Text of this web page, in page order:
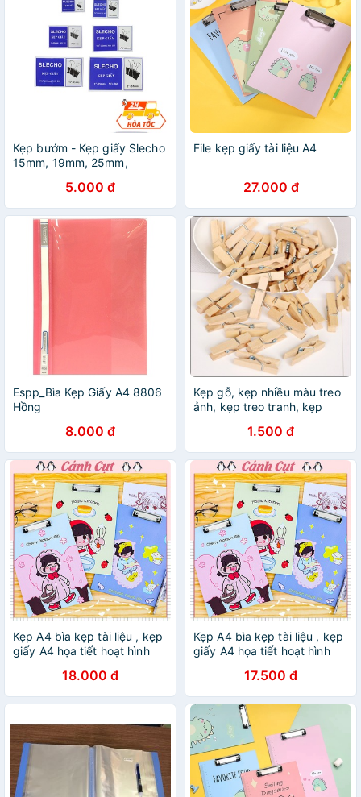
Kẹp bướm - Kẹp giấy Slecho
15mm, 19mm, 25mm,
5.000 đ
File kẹp giấy tài liệu A4
27.000 đ
Espp_Bìa Kẹp Giấy A4 8806
Hồng
8.000 đ
Kẹp gỗ, kẹp nhiều màu treo
ảnh, kẹp treo tranh, kẹp
3,5cm - Gia dụng
Homewares
1.500 đ
Kẹp A4 bìa kẹp tài liệu , kẹp
giấy A4 họa tiết hoạt hình
đựng hồ sơ lớn VPP46
18.000 đ
Kẹp A4 bìa kẹp tài liệu , kẹp
giấy A4 họa tiết hoạt hình
đựng hồ sơ lớn VPP46
17.500 đ